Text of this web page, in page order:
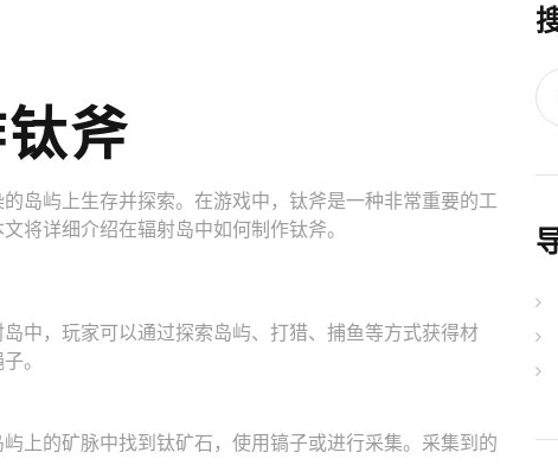
斧
岛屿上生存并探索。在游戏中，钛斧是一种非常重要的工
将详细介绍在辐射岛中如何制作钛斧。
中，玩家可以通过探索岛屿、打猎、捕鱼等方式获得材
。
上的矿脉中找到钛矿石，使用镐子或进行采集。采集到的